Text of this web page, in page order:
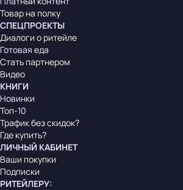
Товар на полку
СПЕЦПРОЕКТЫ
Диалоги о ритейле
Готовая еда
Стать партнером
Видео
КНИГИ
Новинки
Топ-10
Трафик без скидок?
Где купить?
ЛИЧНЫЙ КАБИНЕТ
Ваши покупки
Подписки
РИТЕЙЛЕРУ: